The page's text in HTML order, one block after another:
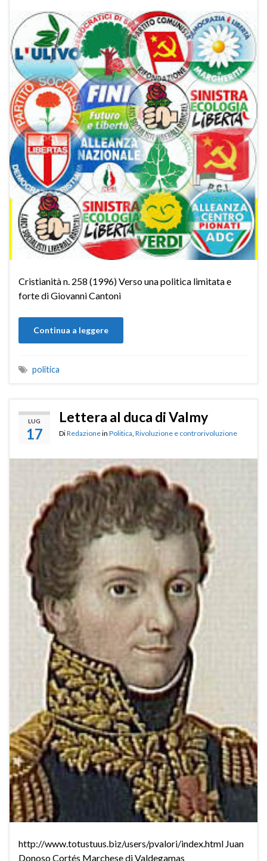
Cristianità n. 258 (1996) Verso una politica limitata e
forte di Giovanni Cantoni
Continua a leggere
politica
LUG
17
Lettera al duca di Valmy
DiRedazionein Politica Rivoluzione e controrivoluzione
http://www.totustuus.biz/users/pvalori/index.html Juan
Donoso Cortés Marchese di Valdegamas